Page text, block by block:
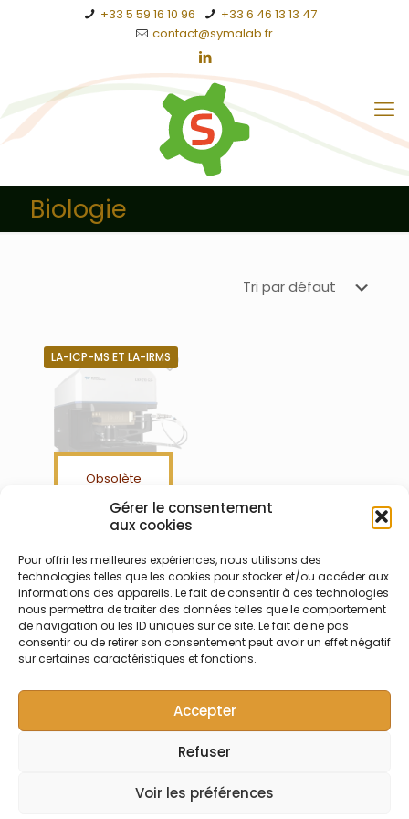
Gérer le consentement
aux cookies
Pour offrir les meilleures expériences, nous utilisons des
technologies telles que les cookies pour stocker et/ou accéder aux
informations des appareils. Le fait de consentir à ces technologies
nous permettra de traiter des données telles que le comportement
de navigation ou les ID uniques sur ce site. Le fait de ne pas
consentir ou de retirer son consentement peut avoir un effet négatif
sur certaines caractéristiques et fonctions.
Accepter
Refuser
Voir les préférences
+33 5 59 16 10 96
+33 6 46 13 13 47
contact@symalab.fr
Biologie
LA-ICP-MS ET LA-IRMS
Obsolète
Teledyne Photon
LSX-213 G2+
Système d’ablation Laser
LSX-213 G2+ avec cellule
d’ablation HelEx™ II pour LA-
ICP-MS ou chambre IsoCell
Delta 100 pour LA-IRMS –
Obsolète